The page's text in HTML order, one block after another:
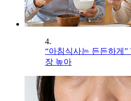
4.
“아침식사는 든든하게
장 높아